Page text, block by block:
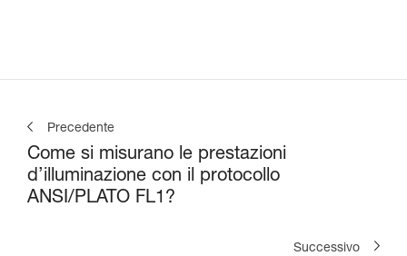
Precedente
Come si misurano le prestazioni
d’illuminazione con il protocollo
ANSI/PLATO FL1?
Successivo